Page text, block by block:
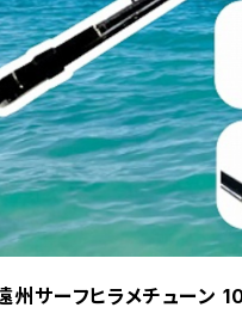
州サーフヒラメチューン